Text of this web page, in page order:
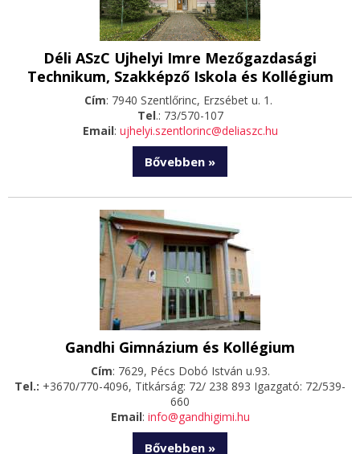
Déli ASzC Ujhelyi Imre Mezőgazdasági
Technikum, Szakképző Iskola és Kollégium
Cím: 7940 Szentlőrinc, Erzsébet u. 1.
Tel.: 73/570-107
Email: ujhelyi.szentlorinc@deliaszc.hu
Bővebben »
Gandhi Gimnázium és Kollégium
Cím: 7629, Pécs Dobó István u.93.
Tel.: +3670/770-4096, Titkárság: 72/ 238 893 Igazgató: 72/539-
660
Email: info@gandhigimi.hu
Bővebben »